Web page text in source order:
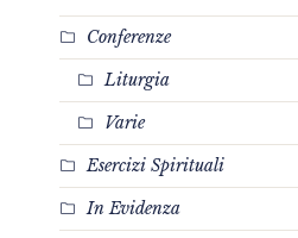
Conferenze
Liturgia
Varie
Esercizi Spirituali
In Evidenza